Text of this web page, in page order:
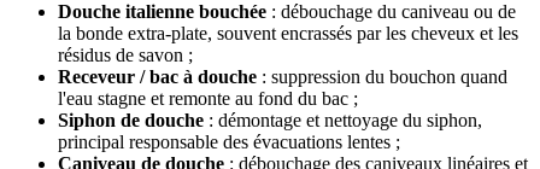
Douche italienne bouchée : débouchage du caniveau ou de
la bonde extra-plate, souvent encrassés par les cheveux et les
résidus de savon ;
Receveur / bac à douche : suppression du bouchon quand
l'eau stagne et remonte au fond du bac ;
Siphon de douche : démontage et nettoyage du siphon,
principal responsable des évacuations lentes ;
Caniveau de douche : débouchage des caniveaux linéaires et